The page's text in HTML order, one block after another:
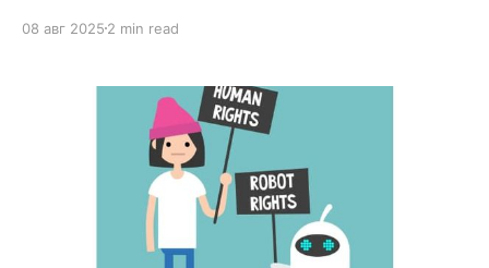
bajarilishi mumkin. Bir qarashda bu juda zo’r, hamma
emas. “Osh bo’lsayu, ish bo’lmasa” degan davr
keladigandek. Lekin 2
08 авг 2025 2 min read